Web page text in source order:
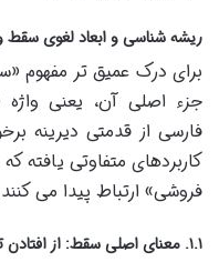
ریشه شناسی و ابعاد لغوی
برای درک عمیق تر مفهوم
جزء اصلی آن، یعنی
فارسی از قدمتی دیرینه
کاربردهای متفاوتی یافته
فروشی» ارتباط پیدا می
۱.۱. معنای اصلی سقط: از افتادن تا خرده ریزی